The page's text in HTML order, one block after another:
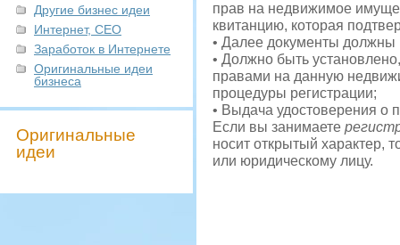
Другие бизнес идеи
Интернет, СЕО
Заработок в Интернете
Оригинальные идеи
бизнеса
Оригинальные
идеи
прав на недвижимое
квитанцию, которая
• Далее документы должны
• Должно быть
правами на данную
процедуры регистрации;
• Выдача удостоверения о
Если вы занимаете
носит открытый характер,
или юридическому лицу.